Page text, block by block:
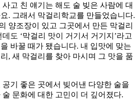
고 친 얘기는 해도 술 빚은 사람에 대
. 그래서 막걸리학교를 만들었습니다.
양조장이 있고 그곳에서 만든 막걸리
도 ‘막걸리 맛이 거기서 거기지’라고
바꿀 때가 됐습니다. 내 입맛에 맞는
, 새 막걸리를 찾아 마시며 그 맛을 품
기 좋은 곳에서 빚어낸 다양한 술을
문화에 대한 고민이 더 깊어졌다.